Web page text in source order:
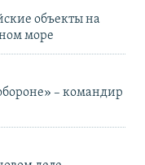
объекты на
море
– командир